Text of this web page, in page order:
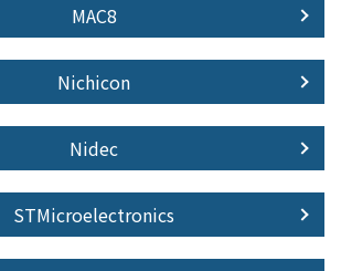
MAC8
Nichicon
Nidec
STMicroelectronics